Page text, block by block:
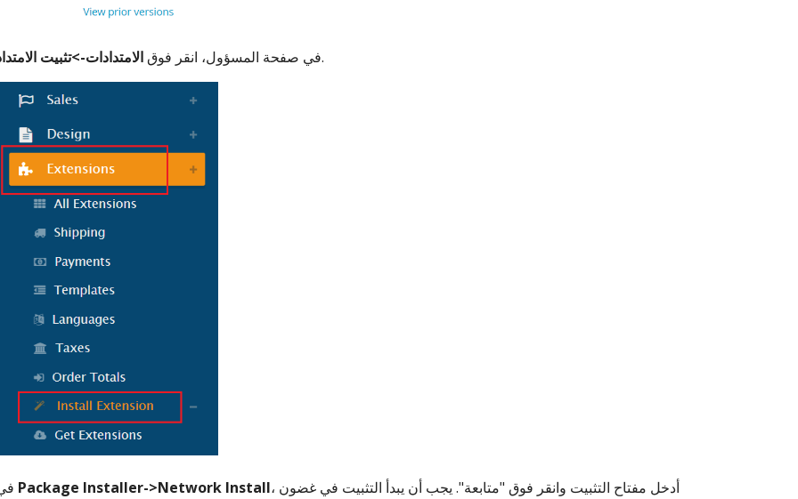
في صفحة المسؤول، انقر فوقالامتدادات->تثبيت .
Package Installer->Network Install، أدخل مفتاح التثبيت وانقر فوق "متابعة". يجب أن يبدأ التثبيت في غضون